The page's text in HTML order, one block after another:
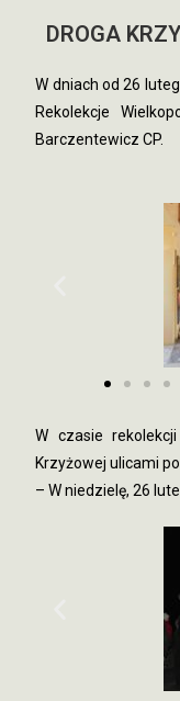
DROGA
W dniach od 26
Rekolekcje
Barczentewicz CP.
W czasie
Krzyżowej ulicami
– W niedzielę, 26